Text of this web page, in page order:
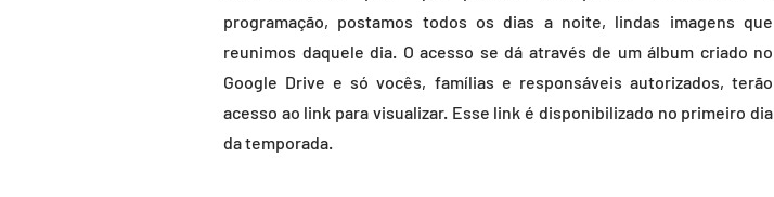
programação, postamos todos os dias anoite, lindas imagens que
reunimos daquele dia. O acesso se dá através de um álbum criado no
Google Drive e só vocês, famílias e responsáveis autorizados, terão
acesso ao link para visualizar. Esse link é disponibilizado no primeiro dia
da temporada.